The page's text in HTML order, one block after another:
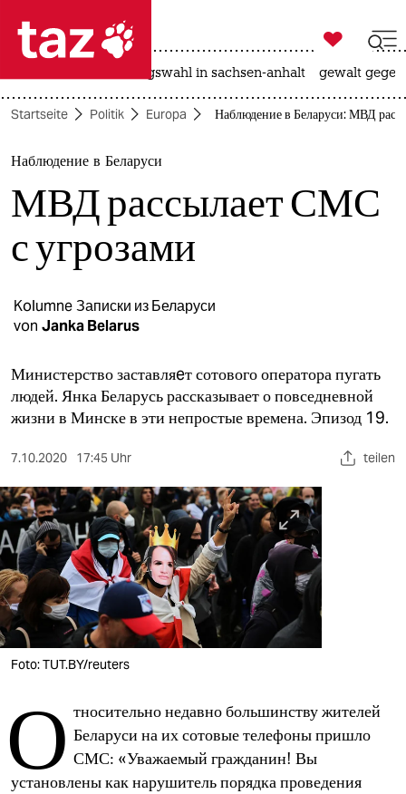
 taz zahl ich
taz zahl ich
themen
politik
öko
kultur
sport
berlin
nord
wahrheit
verlag
verlag
veranstaltungen
shop
fragen & hilfe
unterstützen
abo
genossenschaft

taz zahl ich
landtagswahl in sachsen-anhalt gewalt
Startseite Politik Europa Наблюдение в Беларуси: МВД
Наблюдение в Беларуси
МВД рассылает СМС
с угрозами
KolumneЗаписки из Беларуси
von Janka Belarus
Министерство заставляeт сотового оператора пугать
людей. Янка Беларусь рассказывает о повседневной
жизни в Минске в эти непростые времена. Эпизод 19.
7.10.2020 17:45 Uhr teilen
Foto: TUT.BY/reuters
О тносительно недавно большинству жителей
Беларуси на их сотовые телефоны пришло
СМС: «Уважаемый гражданин! Вы
установлены как нарушитель порядка проведения